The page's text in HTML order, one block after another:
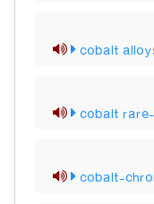
cobalt
cobalt
cobalt-